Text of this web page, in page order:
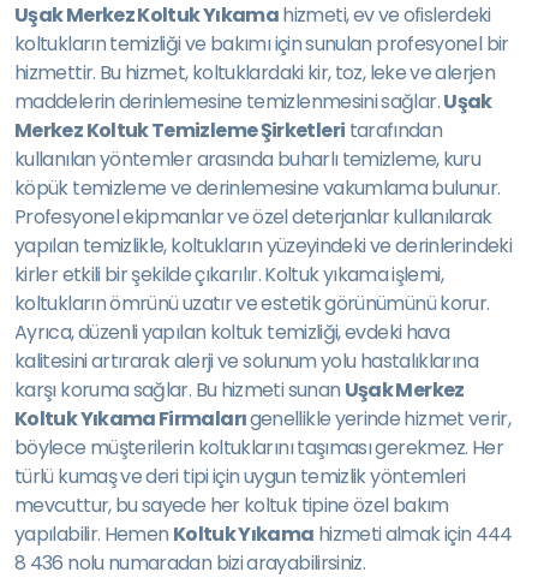
Uşak Merkez Koltuk Yıkamahizmeti, ev ve ofislerdeki
koltukların temizliği ve bakımı için sunulan profesyonel bir
hizmettir. Bu hizmet, koltuklardaki kir, toz, leke ve alerjen
maddelerin derinlemesine temizlenmesini sağlar.Uşak
Merkez Koltuk Temizleme Şirketleri tarafından
kullanılan yöntemler arasında buharlı temizleme, kuru
köpük temizleme ve derinlemesine vakumlama bulunur.
Profesyonel ekipmanlar ve özel deterjanlar kullanılarak
yapılan temizlikle, koltukların yüzeyindeki ve derinlerindeki
kirler etkili bir şekilde çıkarılır. Koltuk yıkama işlemi,
koltukların ömrünü uzatır ve estetik görünümünü korur.
Ayrıca, düzenli yapılan koltuk temizliği, evdeki hava
kalitesini artırarak alerji ve solunum yolu hastalıklarına
karşı koruma sağlar. Bu hizmeti sunan Uşak Merkez
Koltuk Yıkama Firmalarıgenellikle yerinde hizmet verir,
böylece müşterilerin koltuklarını taşıması gerekmez. Her
türlü kumaş ve deri tipi için uygun temizlik yöntemleri
mevcuttur, bu sayede her koltuk tipine özel bakım
yapılabilir. Hemen Koltuk Yıkama hizmeti almak için 444
8 436 nolu numaradan bizi arayabilirsiniz.